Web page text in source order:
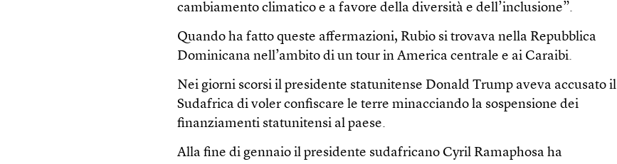
cambiamento climatico e a favore della diversità e dell’inclusione”.
Quando ha fatto queste affermazioni, Rubio si trovava nella Repubblica
Dominicana nell’ambito di un tour in America centrale e ai Caraibi.
Nei giorni scorsi il presidente statunitense Donald Trump aveva accusato il
Sudafrica di voler confiscare le terre minacciando la sospensione dei
finanziamenti statunitensi al paese.
Alla fine di gennaio il presidente sudafricano Cyril Ramaphosa ha